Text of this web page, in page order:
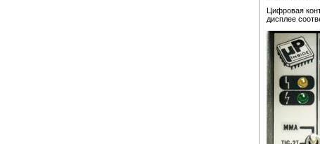
Цифровая
дисплее